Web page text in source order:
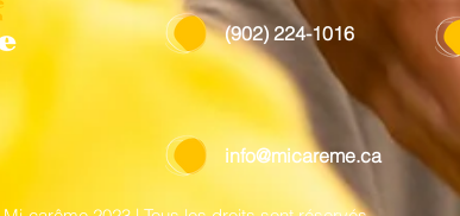
(902) 224-1016
info@micareme.ca